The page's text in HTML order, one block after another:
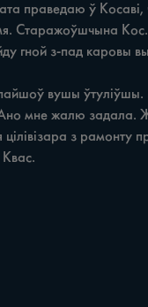
Старажоўшчына Кос.